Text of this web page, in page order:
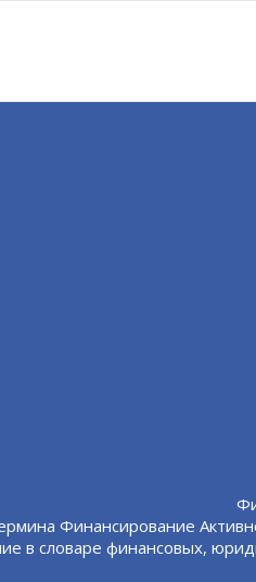
Финансирование
в словаре финансовых,